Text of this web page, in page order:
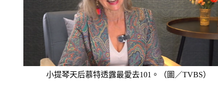
小提琴天后慕特透露最愛去101。（圖／TVBS）